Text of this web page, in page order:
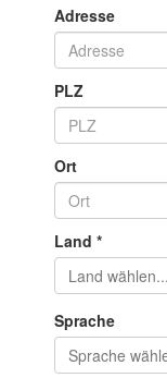
Adresse
PLZ
Ort
Land *
Sprache